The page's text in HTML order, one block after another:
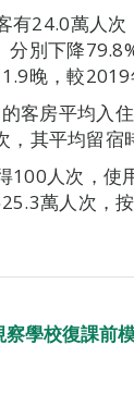
有24.0萬人
分別下降
晚，較2019
客房平均入
其平均留宿
100人次，使
萬人次，
察學校復課前